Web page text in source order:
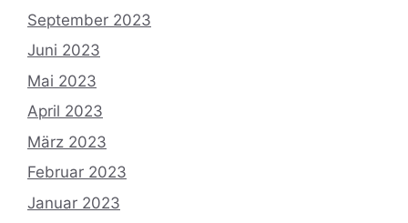
September 2023
Juni 2023
Mai 2023
April 2023
März 2023
Februar 2023
Januar 2023